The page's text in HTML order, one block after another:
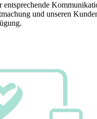
entsprechende
und unseren